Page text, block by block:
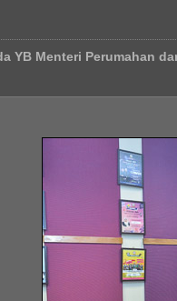
YB Menteri Perumahan